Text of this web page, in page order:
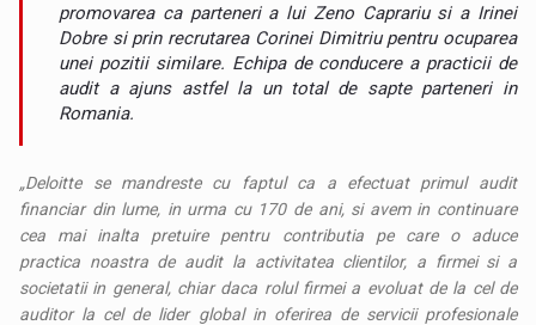
promovarea ca parteneri a lui Zeno Caprariu si a Irinei
Dobre si prin recrutarea Corinei Dimitriu pentru ocuparea
unei pozitii similare. Echipa de conducere a practicii de
audit a ajuns astfel la un total de sapte parteneri in
Romania.
„Deloitte se mandreste cu faptul ca a efectuat primul audit
financiar din lume, in urma cu 170 de ani, si avem in continuare
cea mai inalta pretuire pentru contributia pe care o aduce
practica noastra de audit la activitatea clientilor, a firmei si a
societatii in general, chiar daca rolul firmei a evoluat de la cel de
auditor la cel de lider global in oferirea de servicii profesionale